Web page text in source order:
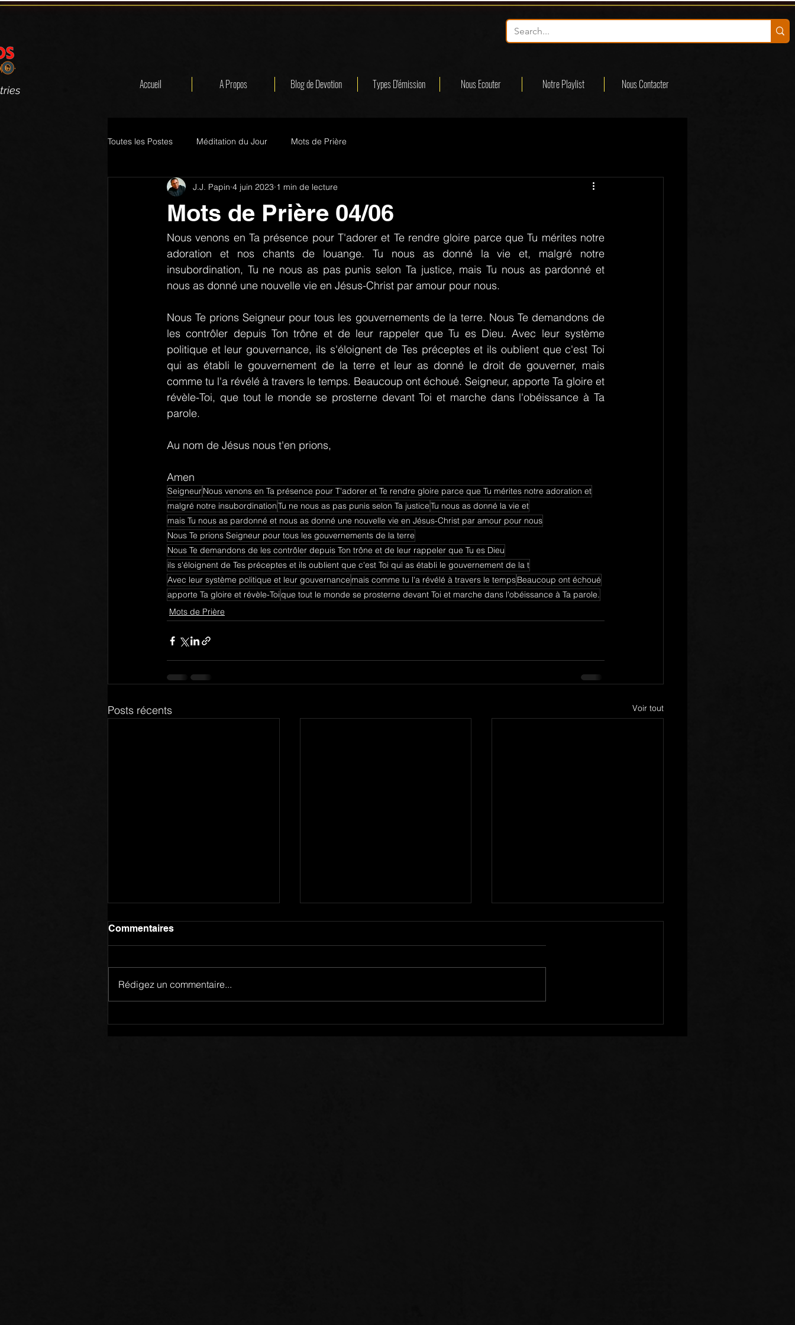
Accueil A Propos Blog de Devotion Types D'émission Nous Ecouter Notre Playlist Nous Contacter
Toutes les Postes Méditation du Jour Mots de Prière
Mots de Prière 04/06
J.J. Papin 4 juin 2023 1 min de lecture
Nous venons en Ta présence pour T'adorer et Te rendre gloire parce que Tu mérites notre
adoration et nos chants de louange. Tu nous as donné la vie et, malgré notre
insubordination, Tu ne nous as pas punis selon Ta justice, mais Tu nous as pardonné et
nous as donné une nouvelle vie en Jésus-Christ par amour pour nous.
Nous Te prions Seigneur pour tous les gouvernements de la terre. Nous Te demandons de
les contrôler depuis Ton trône et de leur rappeler que Tu es Dieu. Avec leur système
politique et leur gouvernance, ils s'éloignent de Tes préceptes et ils oublient que c'est Toi
qui as établi le gouvernement de la terre et leur as donné le droit de gouverner, mais
comme tu l'a révélé à travers le temps. Beaucoup ont échoué. Seigneur, apporte Ta gloire et
révèle-Toi, que tout le monde se prosterne devant Toi et marche dans l'obéissance à Ta
parole.
Au nom de Jésus nous t'en prions,
Amen
SeigneurNous venons en Ta présence pour T'adorer et Te rendre gloire parce que Tu mérites notre adoration et
malgré notre insubordinationTu ne nous as pas punis selon Ta justiceTu nous as donné la vie et
mais Tu nous as pardonné et nous as donné une nouvelle vie en Jésus-Christ par amour pour nous
Nous Te prions Seigneur pour tous les gouvernements de la terre
Nous Te demandons de les contrôler depuis Ton trône et de leur rappeler que Tu es Dieu
ils s'éloignent de Tes préceptes et ils oublient que c'est Toi qui as établi le gouvernement de la t
Avec leur système politique et leur gouvernancemais comme tu l'a révélé à travers le tempsBeaucoup ont échoué
apporte Ta gloire et révèle-Toique tout le monde se prosterne devant Toi et marche dans l'obéissance à Ta parole.
Mots de Prière
Posts récents Voir tout
Commentaires
Rédigez un commentaire...